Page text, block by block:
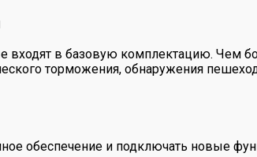
входят в базовую комплектацию.
торможения, обнаружения
обеспечение и подключать новые